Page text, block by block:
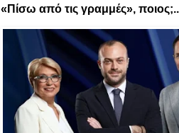
«Πίσω από τις γραμμές»,